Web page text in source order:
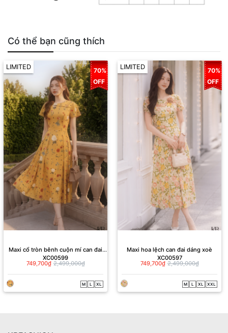
Có thể bạn cũng thích
LIMITED
70%
OFF
Maxi cổ tròn bênh cuộn mí can đai
dáng xoè
XC00599
LIMITED
70%
OFF
Maxi hoa lệch can đai dáng xoè
XC00597